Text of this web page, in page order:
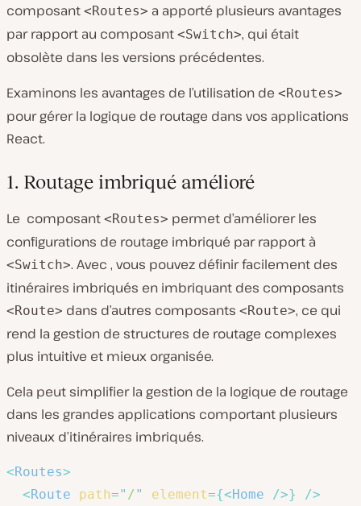
composant <Routes> a apporté plusieurs avantages
par rapport au composant <Switch>, qui était
obsolète dans les versions précédentes.
Examinons les avantages de l’utilisation de <Routes>
pour gérer la logique de routage dans vos applications
React.
1. Routage imbriqué amélioré
Le composant <Routes> permet d’améliorer les
configurations de routage imbriqué par rapport à
<Switch>. Avec , vous pouvez définir facilement des
itinéraires imbriqués en imbriquant des composants
<Route> dans d’autres composants <Route>, ce qui
rend la gestion de structures de routage complexes
plus intuitive et mieux organisée.
Cela peut simplifier la gestion de la logique de routage
dans les grandes applications comportant plusieurs
niveaux d’itinéraires imbriqués.
<Routes>
<Route path=" /" element={<Home />}
/>